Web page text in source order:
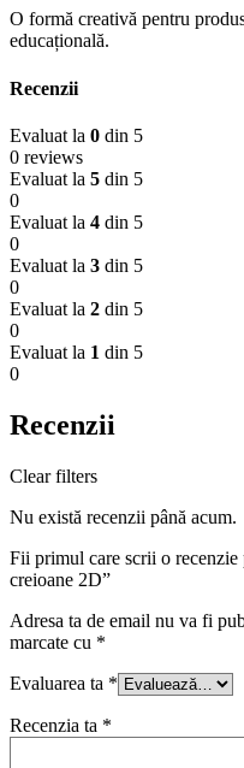
O formă creativă pentru
educațională.
Recenzii
Evaluat la 0 din 5
0 reviews
Evaluat la 5 din 5
0
Evaluat la 4 din 5
0
Evaluat la 3 din 5
0
Evaluat la 2 din 5
0
Evaluat la 1 din 5
0
Recenzii
Clear filters
Nu există recenzii până acum.
Fii primul care scrii o
creioane 2D”
Adresa ta de email nu va fi
marcate cu *
Evaluarea ta *
Recenzia ta *